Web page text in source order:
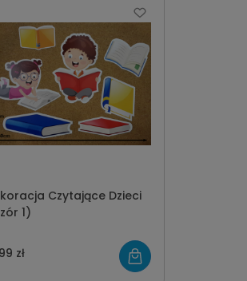
Czytające Dzieci
1)
zł